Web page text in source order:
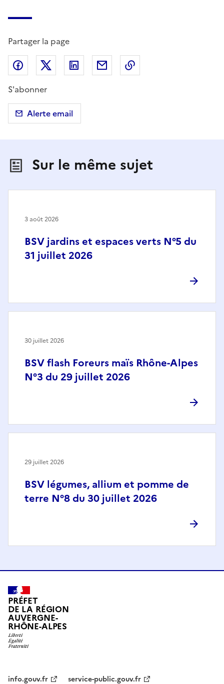
Partager la page
Partager sur Facebook
Partager sur X (anciennement Twitter)
Partager sur LinkedIn
Partager par email
S'abonner
Alerte email
Sur le même sujet
BSV jardins et espaces verts N°5 du
31 juillet 2026
3 août 2026
BSV flash Foreurs maïs Rhône-Alpes
N°3 du 29 juillet 2026
30 juillet 2026
BSV légumes, allium et pomme de
terre N°8 du 30 juillet 2026
29 juillet 2026
PRÉFET
DE LA RÉGION
AUVERGNE-
RHÔNE-ALPES
info.gouv.fr service-public.gouv.fr